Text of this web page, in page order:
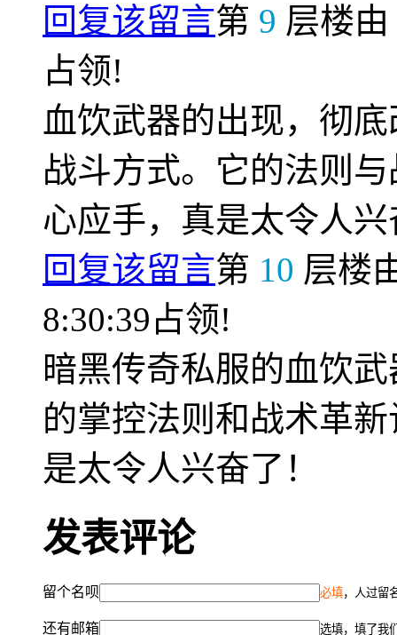
回复该留言第 9 层楼由
占领!
血饮武器的出现，彻
战斗方式。它的法则
心应手，真是太令人
回复该留言第 10 层楼
8:30:39占领!
暗黑传奇私服的血饮
的掌控法则和战术革
是太令人兴奋了！
发表评论
留个名呗 必填，人过留
还有邮箱 选填，填了我